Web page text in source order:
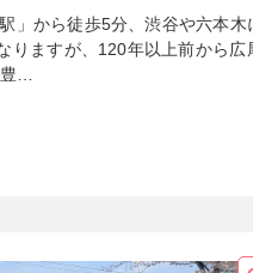
」から徒歩5分、渋谷や六本木
りますが、120年以上前から広
豊…